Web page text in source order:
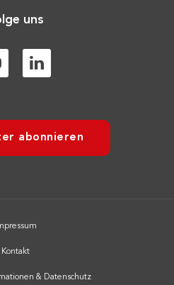
uns
abonnieren
Kontakt
& Datenschutz